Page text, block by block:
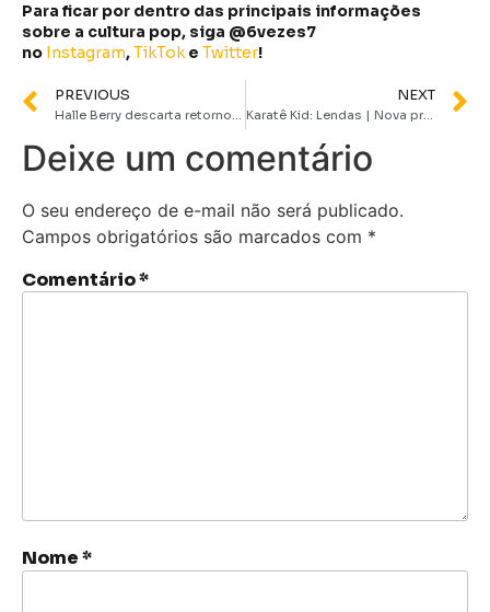
Para ficar por dentro das principais informações
sobre a cultura pop, siga @6vezes7
no Instagram,TikToke Twitter!
PREVIOUS
Halle Berry descarta retorno como Tempestade em Avengers: Doomsday
NEXT
Karatê Kid: Lendas | Nova prévia confirma que Sr. Han e Sr. Miyagi eram amigos no passado
Deixe um comentário
O seu endereço de e-mail não será publicado.
Campos obrigatórios são marcados com *
Comentário*
Nome*